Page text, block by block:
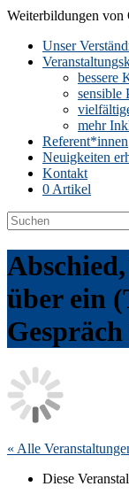
Weiterbildungen von
Unser
bessere
sensible
mehr
Referent*innen
Neuigkeiten
Kontakt
0 Artikel
über ein
« Alle
Diese